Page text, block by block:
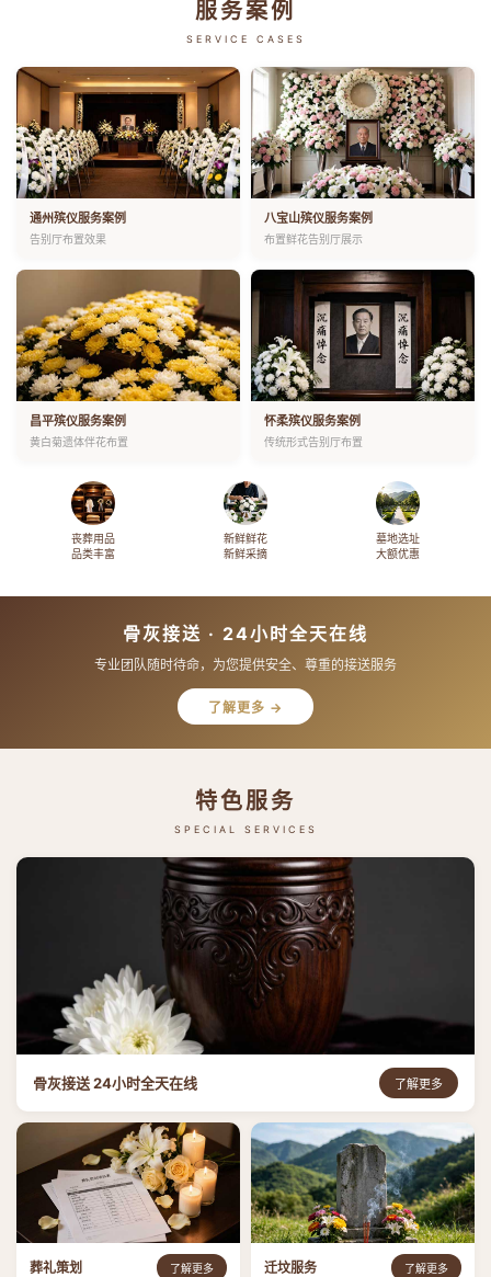
服务案例
SERVICE CASES
通州殡仪服务案例
告别厅布置效果
八宝山殡仪服务案例
布置鲜花告别厅展示
昌平殡仪服务案例
黄白菊遗体伴花布置
怀柔殡仪服务案例
传统形式告别厅布置
丧葬用品
品类丰富
新鲜鲜花
新鲜采摘
墓地选址
大额优惠
骨灰接送 · 24小时全天在线
专业团队随时待命，为您提供安全、尊重的接送服务
了解更多 →
特色服务
SPECIAL SERVICES
骨灰接送 24小时全天在线 了解更多
葬礼策划 了解更多 迁坟服务 了解更多